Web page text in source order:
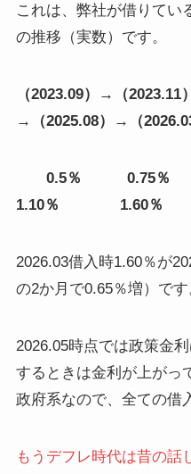
これは、弊社が借りてい
の推移（実数）です。
（2023.09）→（2023.11
→（2025.08）→（
0.5％ 0.75
1.10％ 1.60
2026.03借入時1.60％が
の2か月で0.65％増）です
2026.05時点では政策金
するときは金利が上がっ
政府系なので、全ての借
もうデフレ時代は昔の話